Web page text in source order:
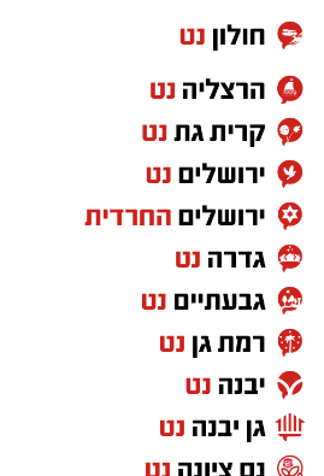
בהתחלה פחות 'התחברתי'
הראשונות שהתגוררתי בה
מתאימה למזגי הסוער...
בשנים האחרונות, מאז
'הכרמים' בבית שמש שהפך
מבלה שם את מרבית שעות
אוהב את אשדוד כמקום שניתן
אחרי ולפני יציאתי לעבודה.
מהי אשדוד בעיניך?